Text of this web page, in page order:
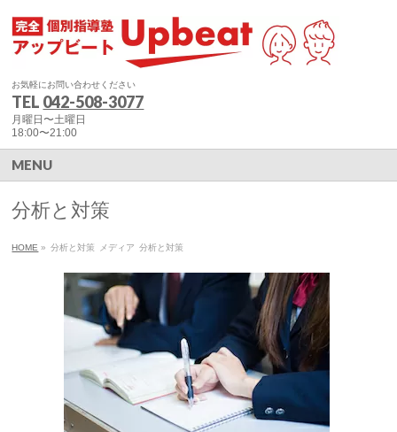
お気軽にお問い合わせください
TEL 042-508-3077
月曜日〜土曜日
18:00〜21:00
MENU
分析と対策
HOME » 分析と対策 メディア 分析と対策